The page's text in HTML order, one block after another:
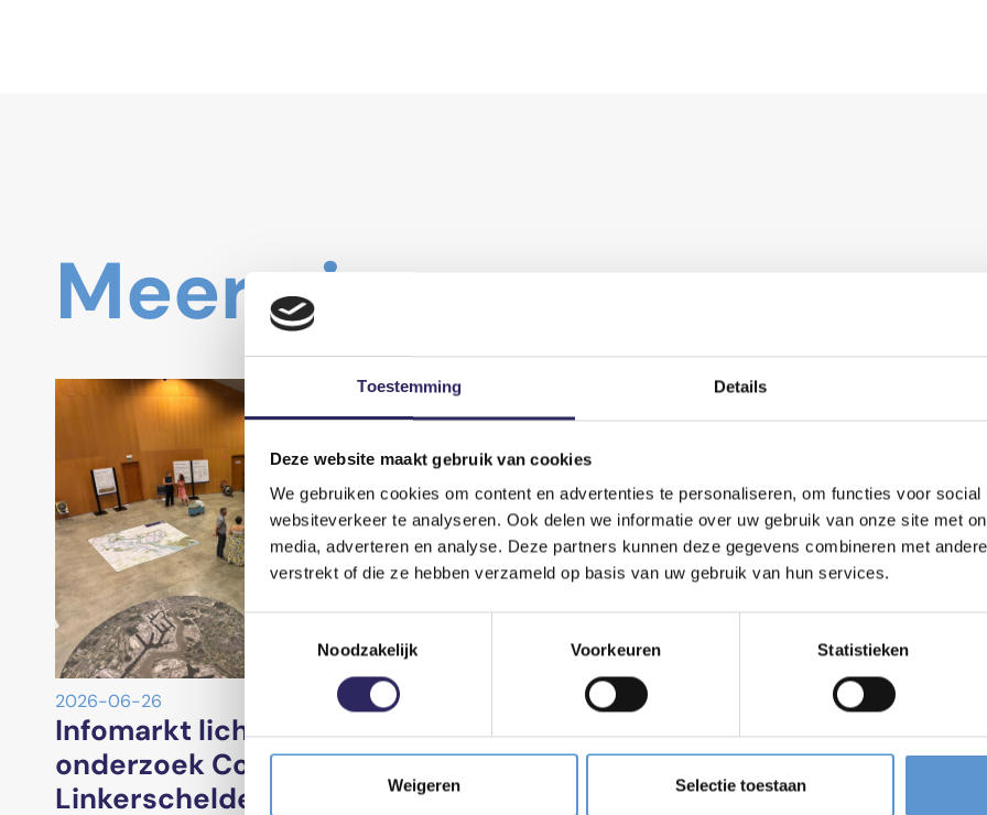
Toestemming Details
Deze website maakt gebruik van cookies
We gebruiken cookies om content en advertenties te personaliseren, om functies voor
websiteverkeer te analyseren. Ook delen we informatie over uw gebruik van onze site met
media, adverteren en analyse. Deze partners kunnen deze gegevens combineren met
verstrekt of die ze hebben verzameld op basis van uw gebruik van hun services.
Toestemmingsselectie
Noodzakelijk
Voorkeuren Statistieken
Weigeren Selectie toestaan
Meer nieuws
2026-06-26
Infomarkt licht openbaar
onderzoek Containercluster
Linkerscheldeoever toe
Vlaamse Regering stelt
ontwerp van projectbesluit
CCL vast
De Vlaamse Regering heeft op vrijdag 29 mei het
ontwerp van projectbesluit voor de
Containercluster Linkerscheldeoever (CCL)